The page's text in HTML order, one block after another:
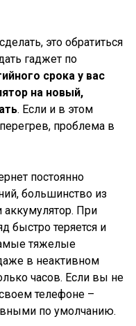
это обратиться
гаджет по
срока у вас
на новый,
. Если и в этом
проблема в
постоянно
большинство из
аккумулятор. При
быстро теряется и
тяжелые
в неактивном
часов. Если вы не
телефоне –
по умолчанию.